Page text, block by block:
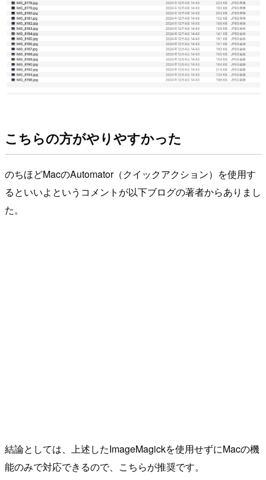
こちらの方がやりやすかった
のちほどMacのAutomator（クイックアクション）を使用す
るといいよというコメントが以下ブログの著者からありまし
た。
結論としては、上述したImageMagickを使用せずにMacの機
能のみで対応できるので、こちらが推奨です。